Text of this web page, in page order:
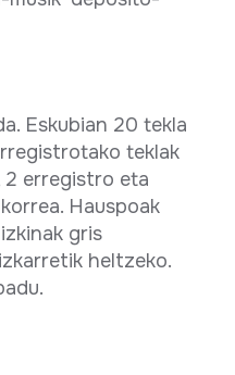
Eskubian 20 tekla
teklak
2 erregistro eta
Hauspoak
gris
heltzeko.